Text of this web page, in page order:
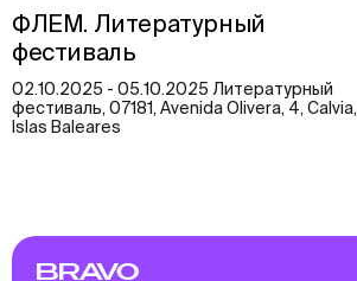
ФЛЕМ. Литературный
фестиваль
02.10.2025 - 05.10.2025 Литературный
фестиваль, 07181, Avenida Olivera, 4, Calvia,
Islas Baleares
BRAVO